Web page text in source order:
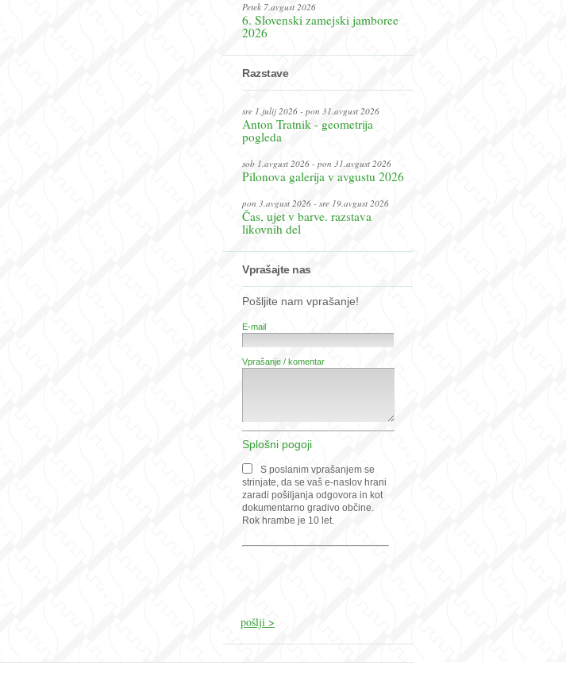
Petek 7.avgust 2026
6. Slovenski zamejski jamboree
2026
Razstave
sre 1.julij 2026 - pon 31.avgust 2026
Anton Tratnik - geometrija
pogleda
sob 1.avgust 2026 - pon 31.avgust 2026
Pilonova galerija v avgustu 2026
pon 3.avgust 2026 - sre 19.avgust 2026
Čas, ujet v barve. razstava
likovnih del
Vprašajte nas
Pošljite nam vprašanje!
E-mail
Vprašanje / komentar
Splošni pogoji
S poslanim vprašanjem se
strinjate, da se vaš e-naslov hrani
zaradi pošiljanja odgovora in kot
dokumentarno gradivo občine.
Rok hrambe je 10 let.